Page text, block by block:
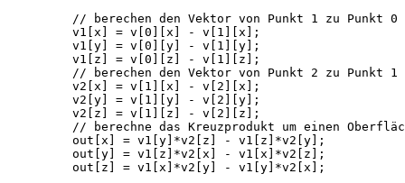
    // berechen den Vektor von Punkt 1 zu Punkt 0
v1[x] = v[0][x] - v[1][x];
v1[y] = v[0][y] - v[1][y];
v1[z] = v[0][z] - v[1][z];
    // berechen den Vektor von Punkt 2 zu Punkt 1
v2[x] = v[1][x] - v[2][x];
v2[y] = v[1][y] - v[2][y];
v2[z] = v[1][z] - v[2][z];
// berechne das Kreuzprodukt um einen
out[x] = v1[y]*v2[z] - v1[z]*v2[y];
out[y] = v1[z]*v2[x] - v1[x]*v2[z];
out[z] = v1[x]*v2[y] - v1[y]*v2[x];